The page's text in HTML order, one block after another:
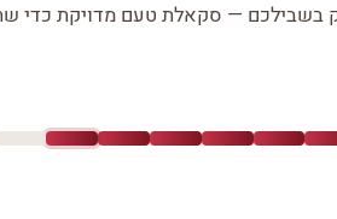
בשבילכם — סקאלת טעם מדויקת כדי